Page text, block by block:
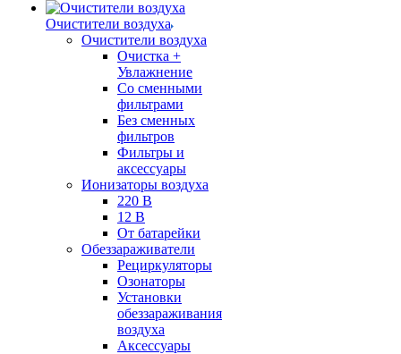
Очистители воздуха
Очистители воздуха
Очистка +
Увлажнение
Cо сменными
фильтрами
Без сменных
фильтров
Фильтры и
аксессуары
Ионизаторы воздуха
220 В
12 В
От батарейки
Обеззараживатели
Рециркуляторы
Озонаторы
Установки
обеззараживания
воздуха
Аксессуары